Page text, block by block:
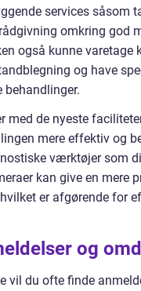
services såsom
omkring god
også kunne varetage
og have
behandlinger.
med de nyeste
mere effektiv og
værktøjer som
kan give en mere
er afgørende for
og
vil du ofte finde